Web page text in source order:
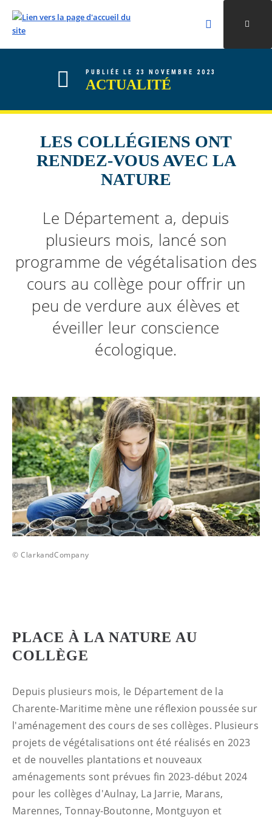
ALLER AU CONTENU
ALLER AU MENU
ALLER À LA RECHERCHE
Rechercher
Valider la
PUBLIÉE LE 23 NOVEMBRE 2023
ACTUALITÉ
LES COLLÉGIENS ONT
RENDEZ-VOUS AVEC LA
NATURE
Le Département a, depuis
plusieurs mois, lancé son
programme de végétalisation des
cours au collège pour offrir un
peu de verdure aux élèves et
éveiller leur conscience
écologique.
© ClarkandCompany
PLACE À LA NATURE AU
COLLÈGE
Depuis plusieurs mois, le Département de la
Charente-Maritime mène une réflexion poussée sur
l'aménagement des cours de ses collèges. Plusieurs
projets de végétalisations ont été réalisés en 2023
et de nouvelles plantations et nouveaux
aménagements sont prévues fin 2023-début 2024
pour les collèges d'Aulnay, La Jarrie, Marans,
Marennes, Tonnay-Boutonne, Montguyon et